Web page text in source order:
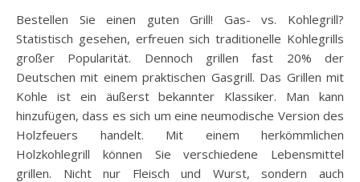
Bestellen Sie einen guten Grill! Gas- vs. Kohlegrill?
Statistisch gesehen, erfreuen sich traditionelle Kohlegrills
großer Popularität. Dennoch grillen fast 20% der
Deutschen mit einem praktischen Gasgrill. Das Grillen mit
Kohle ist ein äußerst bekannter Klassiker. Man kann
hinzufügen, dass es sich um eine neumodische Version des
Holzfeuers handelt. Mit einem herkömmlichen
Holzkohlegrill können Sie verschiedene Lebensmittel
grillen. Nicht nur Fleisch und Wurst, sondern auch